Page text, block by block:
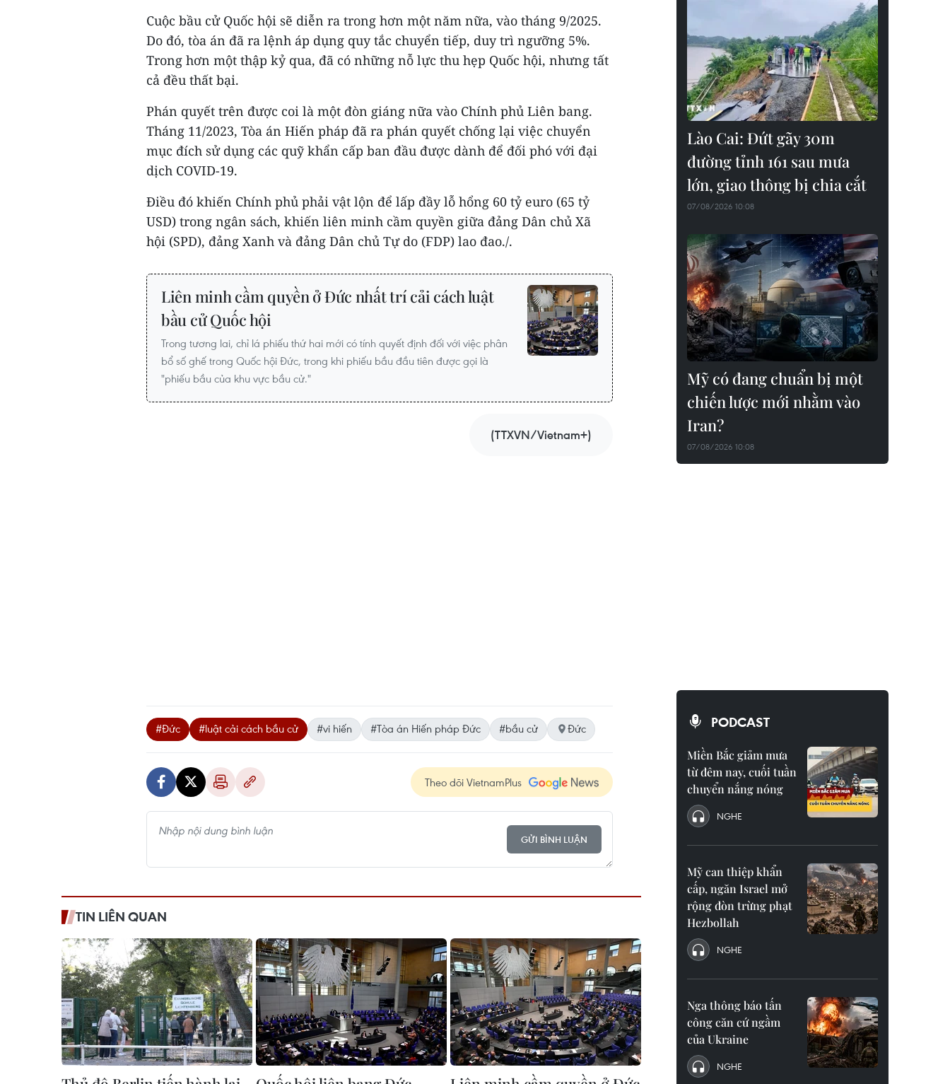
Cuộc bầu cử Quốc hội sẽ diễn ra trong hơn một năm nữa, vào tháng 9/2025.
Do đó, tòa án đã ra lệnh áp dụng quy tắc chuyển tiếp, duy trì ngưỡng 5%.
Trong hơn một thập kỷ qua, đã có những nỗ lực thu hẹp Quốc hội, nhưng tất
cả đều thất bại.
Phán quyết trên được coi là một đòn giáng nữa vào Chính phủ Liên bang.
Tháng 11/2023, Tòa án Hiến pháp đã ra phán quyết chống lại việc chuyển
mục đích sử dụng các quỹ khẩn cấp ban đầu được dành để đối phó với đại
dịch COVID-19.
Điều đó khiến Chính phủ phải vật lộn để lấp đầy lỗ hổng 60 tỷ euro (65 tỷ
USD) trong ngân sách, khiến liên minh cầm quyền giữa đảng Dân chủ Xã
hội (SPD), đảng Xanh và đảng Dân chủ Tự do (FDP) lao đao./.
Liên minh cầm quyền ở Đức nhất trí cải cách luật
bầu cử Quốc hội
Trong tương lai, chỉ lá phiếu thứ hai mới có tính quyết định đối với việc phân
bổ số ghế trong Quốc hội Đức, trong khi phiếu bầu đầu tiên được gọi là
"phiếu bầu của khu vực bầu cử."
(TTXVN/Vietnam+)
#Đức #luật cải cách bầu cử #vi hiến #Tòa án Hiến pháp Đức #bầu cử Đức
Theo dõi VietnamPlus
GỬI BÌNH LUẬN
TIN LIÊN QUAN
Lào Cai: Đứt gãy 30m
đường tỉnh 161 sau mưa
lớn, giao thông bị chia cắt
07/08/2026 10:08
Mỹ có đang chuẩn bị một
chiến lược mới nhằm vào
Iran?
07/08/2026 10:08
PODCAST
Miền Bắc giảm mưa
từ đêm nay, cuối tuần
chuyển nắng nóng
NGHE
Mỹ can thiệp khẩn
cấp, ngăn Israel mở
rộng đòn trừng phạt
Hezbollah
NGHE
Nga thông báo tấn
công căn cứ ngầm
của Ukraine
NGHE